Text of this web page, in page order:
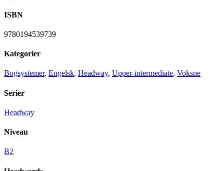
ISBN
9780194539739
Kategorier
Bogsystemer, Engelsk, Headway, Upper-intermediate, Voksne
Serier
Headway
Niveau
B2